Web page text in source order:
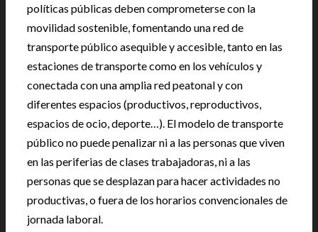
políticas públicas deben comprometerse con la
movilidad sostenible, fomentando una red de
transporte público asequible y accesible, tanto en las
estaciones de transporte como en los vehículos y
conectada con una amplia red peatonal y con
diferentes espacios (productivos, reproductivos,
espacios de ocio, deporte…). El modelo de transporte
público no puede penalizar ni a las personas que viven
en las periferias de clases trabajadoras, ni a las
personas que se desplazan para hacer actividades no
productivas, o fuera de los horarios convencionales de
jornada laboral.